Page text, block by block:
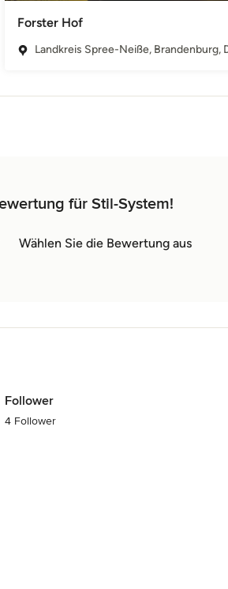
Forster Hof
Landkreis Spree-Neiße, Brandenburg,
für Stil-System!
Wählen Sie die Bewertung aus
Follower
4 Follower